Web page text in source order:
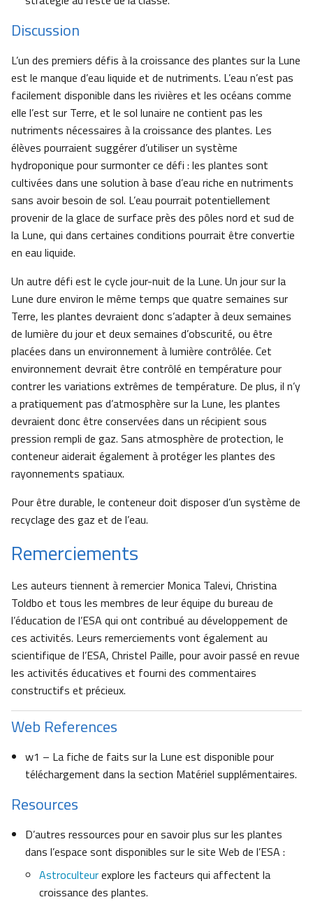
Discussion
L’un des premiers défis à la croissance des plantes sur la Lune
est le manque d’eau liquide et de nutriments. L’eau n’est pas
facilement disponible dans les rivières et les océans comme
elle l’est sur Terre, et le sol lunaire ne contient pas les
nutriments nécessaires à la croissance des plantes. Les
élèves pourraient suggérer d’utiliser un système
hydroponique pour surmonter ce défi : les plantes sont
cultivées dans une solution à base d’eau riche en nutriments
sans avoir besoin de sol. L’eau pourrait potentiellement
provenir de la glace de surface près des pôles nord et sud de
la Lune, qui dans certaines conditions pourrait être convertie
en eau liquide.
Un autre défi est le cycle jour-nuit de la Lune. Un jour sur la
Lune dure environ le même temps que quatre semaines sur
Terre, les plantes devraient donc s’adapter à deux semaines
de lumière du jour et deux semaines d’obscurité, ou être
placées dans un environnement à lumière contrôlée. Cet
environnement devrait être contrôlé en température pour
contrer les variations extrêmes de température. De plus, il n’y
a pratiquement pas d’atmosphère sur la Lune, les plantes
devraient donc être conservées dans un récipient sous
pression rempli de gaz. Sans atmosphère de protection, le
conteneur aiderait également à protéger les plantes des
rayonnements spatiaux.
Pour être durable, le conteneur doit disposer d’un système de
recyclage des gaz et de l’eau.
Remerciements
Les auteurs tiennent à remercier Monica Talevi, Christina
Toldbo et tous les membres de leur équipe du bureau de
l’éducation de l’ESA qui ont contribué au développement de
ces activités. Leurs remerciements vont également au
scientifique de l’ESA, Christel Paille, pour avoir passé en revue
les activités éducatives et fourni des commentaires
constructifs et précieux.
Web References
w1 – La fiche de faits sur la Lune est disponible pour
téléchargement dans la section Matériel supplémentaires.
Resources
D’autres ressources pour en savoir plus sur les plantes
dans l’espace sont disponibles sur le site Web de l’ESA :
Astroculteurexplore les facteurs qui affectent la
croissance des plantes.